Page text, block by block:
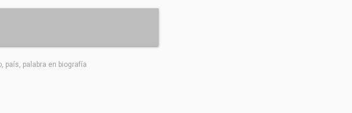
país, palabra en biografía